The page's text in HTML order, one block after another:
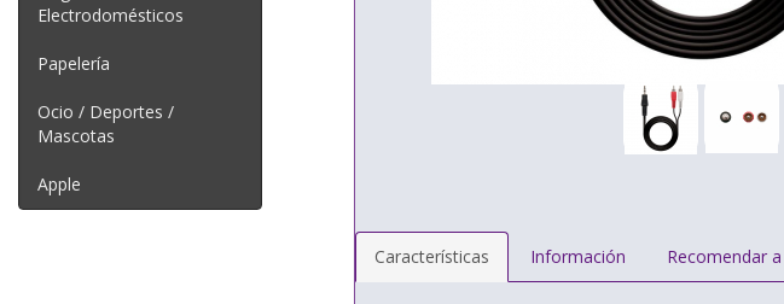
Electrodomésticos
Papelería
Ocio / Deportes /
Mascotas
Apple
Características Información Recomendar